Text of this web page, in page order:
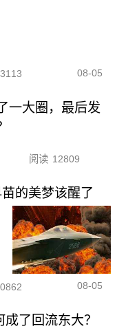
08-05
一大圈，最后发
阅读 12809
的美梦该醒了
08-05
了回流东大？